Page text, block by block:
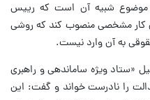
شبیه آن است که رییس
کار مشخصی منصوب کند که روشی
به آن وارد نیست.
«ستاد ویژه ساماندهی و راهبری
را نادرست خواند و گفت: این